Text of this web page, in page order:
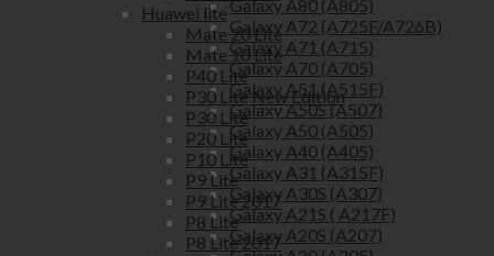
Galaxy A80 (A805)
Galaxy A72 (A725F/A726B)
Galaxy A71 (A715)
Galaxy A70 (A705)
Galaxy A51 (A515F)
Galaxy A50S (A507)
Galaxy A50 (A505)
Galaxy A40 (A405)
Galaxy A31 (A315F)
Galaxy A30S (A307)
Galaxy A21S ( A217F)
Galaxy A20S (A207)
Huawei lite
Mate 20 Lite
Mate 10 Lite
P40 Lite
P30 Lite New Edition
P30 Lite
P20 Lite
P10 Lite
P9 Lite
P9 Lite 2017
P8 Lite
P8 Lite 2017